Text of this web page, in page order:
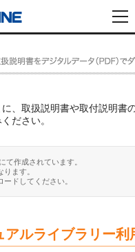
、取扱説明書や取付説明書
ださい。
て作成されています。
ます。
ドしてください。
ルライブラリー利